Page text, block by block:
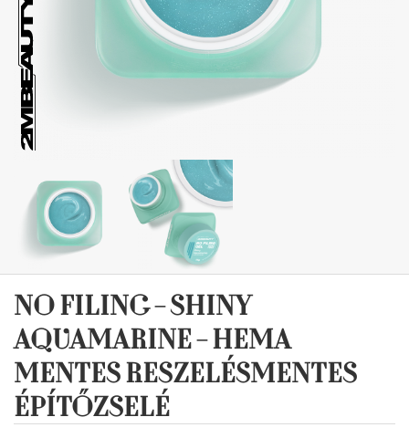
NO FILING - SHINY
AQUAMARINE - HEMA
MENTES RESZELÉSMENTES
ÉPÍTŐZSELÉ